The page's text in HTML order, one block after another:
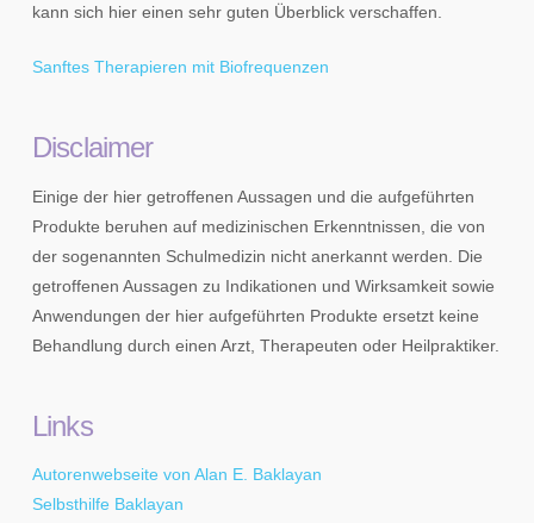
kann sich hier einen sehr guten Überblick verschaffen.
Sanftes Therapieren mit Biofrequenzen
Disclaimer
Einige der hier getroffenen Aussagen und die aufgeführten
Produkte beruhen auf medizinischen Erkenntnissen, die von
der sogenannten Schulmedizin nicht anerkannt werden. Die
getroffenen Aussagen zu Indikationen und Wirksamkeit sowie
Anwendungen der hier aufgeführten Produkte ersetzt keine
Behandlung durch einen Arzt, Therapeuten oder Heilpraktiker.
Links
Autorenwebseite von Alan E. Baklayan
Selbsthilfe Baklayan